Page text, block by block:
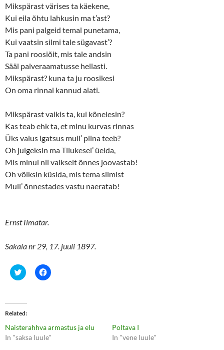
Mikspärast värises ta käekene,
Kui eila õhtu lahkusin ma t’ast?
Mis pani palgeid temal punetama,
Kui vaatsin silmi tale sügavast’?
Ta pani roosiõit, mis tale andsin
Sääl palveraamatusse hellasti.
Mikspärast? kuna ta ju roosikesi
On oma rinnal kannud alati.
Mikspärast vaikis ta, kui kõnelesin?
Kas teab ehk ta, et minu kurvas rinnas
Üks valus igatsus mull’ piina teeb?
Oh julgeksin ma Tiiukesel’ üelda,
Mis minul nii vaikselt õnnes joovastab!
Oh võiksin küsida, mis tema silmist
Mull’ õnnestades vastu naeratab!
Ernst Ilmatar.
Sakala nr 29, 17. juuli 1897.
C
l
t
o
s
a
r
e
C
l
a
r
e
Related
Naisterahhva armastus ja elu
In "saksa luule"
Poltava I
In "vene luule"